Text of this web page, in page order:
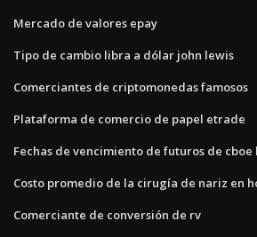
Mercado de valores epay
Tipo de cambio libra a dólar john lewis
Comerciantes de criptomonedas famosos
Plataforma de comercio de papel etrade
Fechas de vencimiento de futuros de cboe
Costo promedio de la cirugía de nariz en
Comerciante de conversión de rv